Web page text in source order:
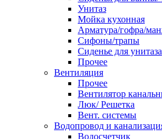
Унитаз
Мойка кухонная
Арматура/гофра/
Сифоны/трапы
Сиденье для унитаза
Прочее
Вентиляция
Прочее
Вентилятор
Люк/ Решетка
Вент. системы
Водопровод и
Водосчетчик